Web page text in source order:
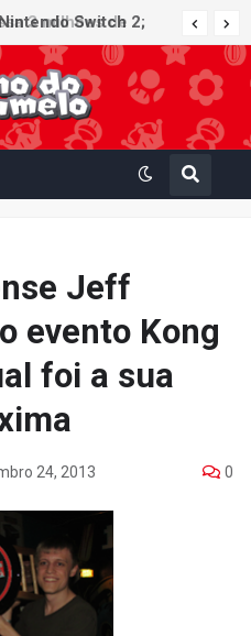
Switch 2;
atualização
Jeff
evento Kong
foi a sua
24, 2013 0